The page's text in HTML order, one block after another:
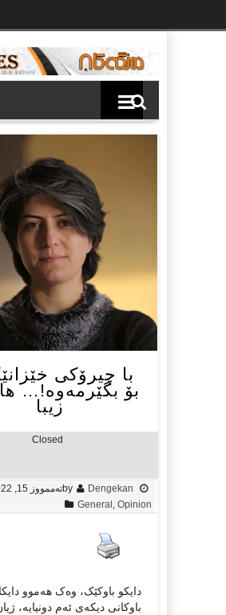
با چیرۆکی
بۆ بگێرمەوە!…
زیبا
Closed
by Dengekan
تەممووز 15, 2022
General Opinion
دایکو باوکێک، وەک هەموو
باوکانی دیکەی ئەم دونیایە،